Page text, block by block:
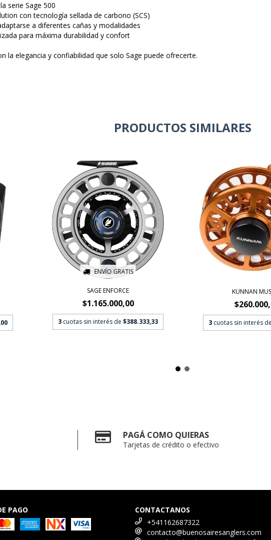
serie Sage 500
con tecnología sellada de carbono (SCS)
a diferentes cañas y modalidades
para máxima durabilidad y confort
la elegancia y confiabilidad que solo Sage puede ofrecerte.
PRODUCTOS SIMILARES
ENVÍO GRATIS
SAGE ENFORCE
$1.165.000,00
3 cuotas sin interés de$388.333,33
KUNNAN
3 cuotas sin interés
PAGÁ COMO QUIERAS
Tarjetas de crédito o efectivo
PAGO
CONTACTANOS
+541162687322
contacto@buenosairesanglers.com